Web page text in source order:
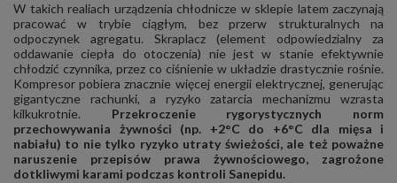
W takich realiach urządzenia chłodnicze w sklepie latem zaczynają
pracować w trybie ciągłym, bez przerw strukturalnych na
odpoczynek agregatu. Skraplacz (element odpowiedzialny za
oddawanie ciepła do otoczenia) nie jest w stanie efektywnie
chłodzić czynnika, przez co ciśnienie w układzie drastycznie rośnie.
Kompresor pobiera znacznie więcej energii elektrycznej, generując
gigantyczne rachunki, a ryzyko zatarcia mechanizmu wzrasta
kilkukrotnie. Przekroczenie rygorystycznych norm
przechowywania żywności (np. +2°C do +6°C dla mięsa i
nabiału) to nie tylko ryzyko utraty świeżości, ale też poważne
naruszenie przepisów prawa żywnościowego, zagrożone
dotkliwymi karami podczas kontroli Sanepidu.